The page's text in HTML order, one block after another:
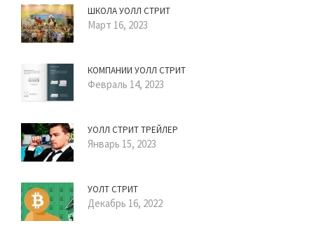
ШКОЛА УОЛЛ СТРИТ
Март 16, 2023
КОМПАНИИ УОЛЛ СТРИТ
Февраль 14, 2023
УОЛЛ СТРИТ ТРЕЙЛЕР
Январь 15, 2023
УОЛТ СТРИТ
Декабрь 16, 2022